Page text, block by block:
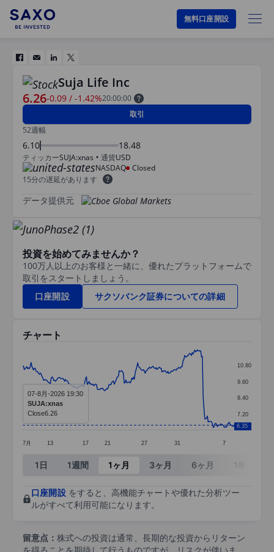
無料口座開設
Suja Life Inc
6.26-0.09 / -1.42%20:00:00
取引
52週幅
6.10 18.48
ティッカーSUJA:xnas 通貨USD
NASDAQ Closed
15分の遅延があります
データ提供元
投資を始めてみませんか？
100万人以上のお客様と一緒に、優れたプラットフォームで
取引をスタートしましょう。
口座開設
サクソバンク証券についての詳細
チャート
Line chart with 253 data points.
The chart has 1 X axis displaying categories.
The chart has 1 Y axis displaying values. Data
7月 13 17 21 27 31 7
7.20
8.40
9.60
10.80
6.35
07-8月-2026 19:30
SUJA:xnas
Close6.26
End of interactive chart.
1日 1週間 1ヶ月 3ヶ月 6ヶ月
口座開設をすると、高機能チャートや優れた分析ツー
ルがすべて利用可能になります。
留意点： 株式への投資は通常、長期的な投資からリターン
を得ることを期待して行うものですが、リスクが伴いま